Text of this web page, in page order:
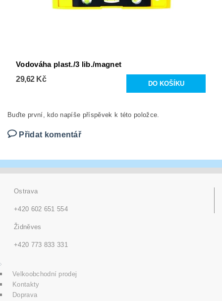
Vodováha plast./3 lib./magnet
29,62 Kč
Buďte první, kdo napíše příspěvek k této položce.
Přidat komentář
Ostrava
+420 602 651 554
Židněves
+420 773 833 331
Velkoobchodní prodej
Kontakty
Doprava